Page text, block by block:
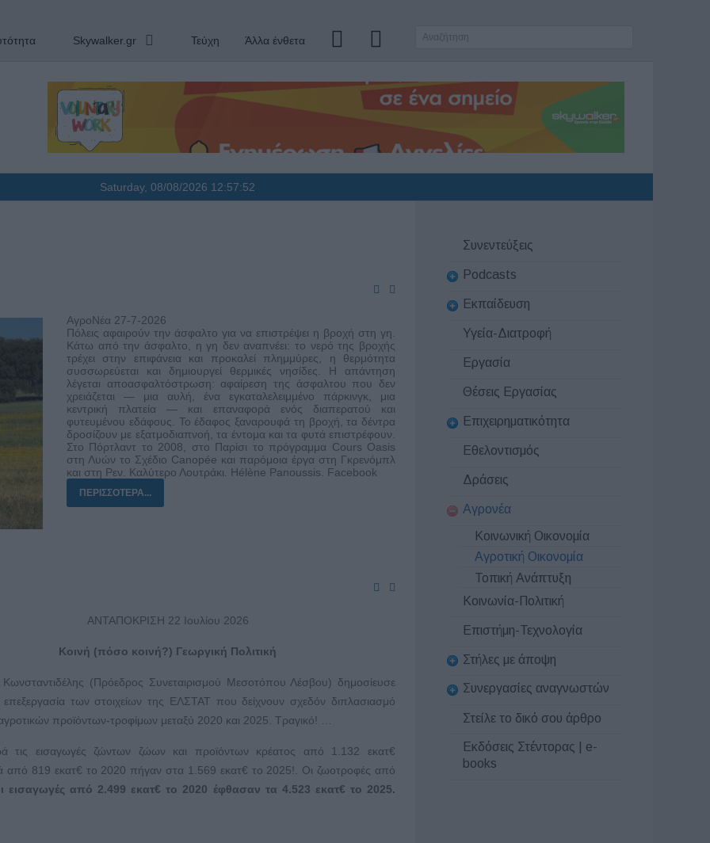
Skywalker.gr Τεύχη Άλλα ένθετα
Saturday, 08/08/2026 12:57:53
ΑγροΝέα 27-7-2026
Πόλεις αφαιρούν την άσφαλτο για να επιστρέψει η βροχή στη γη.
Κάτω από την άσφαλτο, η γη δεν αναπνέει: το νερό της βροχής
τρέχει στην επιφάνεια και προκαλεί πλημμύρες, η θερμότητα
συσσωρεύεται και δημιουργεί θερμικές νησίδες. Η απάντηση
λέγεται αποασφαλτόστρωση: αφαίρεση της άσφαλτου που δεν
χρειάζεται — μια αυλή, ένα εγκαταλελειμμένο πάρκινγκ, μια
κεντρική πλατεία — και επαναφορά ενός διαπερατού και
φυτευμένου εδάφους. Το έδαφος ξαναρουφά τη βροχή, τα δέντρα
δροσίζουν με εξατμοδιαπνοή, τα έντομα και τα φυτά επιστρέφουν.
Στο Πόρτλαντ το 2008, στο Παρίσι το πρόγραμμα Cours Oasis
στη Λυών το Σχέδιο Canopée και παρόμοια έργα στη Γκρενόμπλ
και στη Ρεν. Καλύτερο Λουτράκι. Hélène Panoussis. Facebook
ΠΕΡΙΣΣΌΤΕΡΑ...
ΑΝΤΑΠΟΚΡΙΣΗ 22 Ιουλίου 2026
Κοινή (πόσο κοινή?) Γεωργική Πολιτική
(Πρόεδρος Συνεταιρισμού Μεσοτόπου Λέσβου) δημοσίευσε
των στοιχείων της ΕΛΣΤΑΤ που δείχνουν σχεδόν διπλασιασμό
προϊόντων-τροφίμων μεταξύ 2020 και 2025. Τραγικό! …
τις εισαγωγές ζώντων ζώων και προϊόντων κρέατος από 1.132 εκατ€
από 819 εκατ€ το 2020 πήγαν στα 1.569 εκατ€ το 2025!. Οι ζωοτροφές από
εισαγωγές από 2.499 εκατ€ το 2020 έφθασαν τα 4.523 εκατ€ το 2025.
Συνεντεύξεις
Podcasts
Εκπαίδευση
Υγεία-Διατροφή
Εργασία
Θέσεις Εργασίας
Επιχειρηματικότητα
Εθελοντισμός
Δράσεις
Αγρονέα
Κοινωνική Οικονομία
Αγροτική Οικονομία
Τοπική Ανάπτυξη
Κοινωνία-Πολιτική
Επιστήμη-Τεχνολογία
Στήλες με άποψη
Συνεργασίες αναγνωστών
Στείλε το δικό σου άρθρο
Εκδόσεις Στέντορας | e-
books